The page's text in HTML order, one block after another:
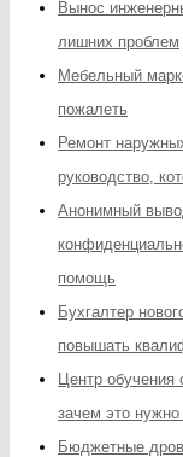
Вынос
лишних проблем
Мебельный
пожалеть
Ремонт
руководство,
Анонимный
помощь
Бухгалтер
повышать
Центр
зачем это
Бюджетные